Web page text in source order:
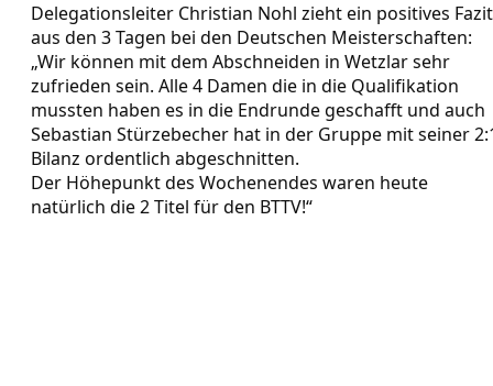
Delegationsleiter Christian Nohl zieht ein positives Fazit
aus den 3 Tagen bei den Deutschen Meisterschaften:
„Wir können mit dem Abschneiden in Wetzlar sehr
zufrieden sein. Alle 4 Damen die in die Qualifikation
mussten haben es in die Endrunde geschafft und auch
Sebastian Stürzebecher hat in der Gruppe mit seiner
Bilanz ordentlich abgeschnitten.
Der Höhepunkt des Wochenendes waren heute
natürlich die 2 Titel für den BTTV!“